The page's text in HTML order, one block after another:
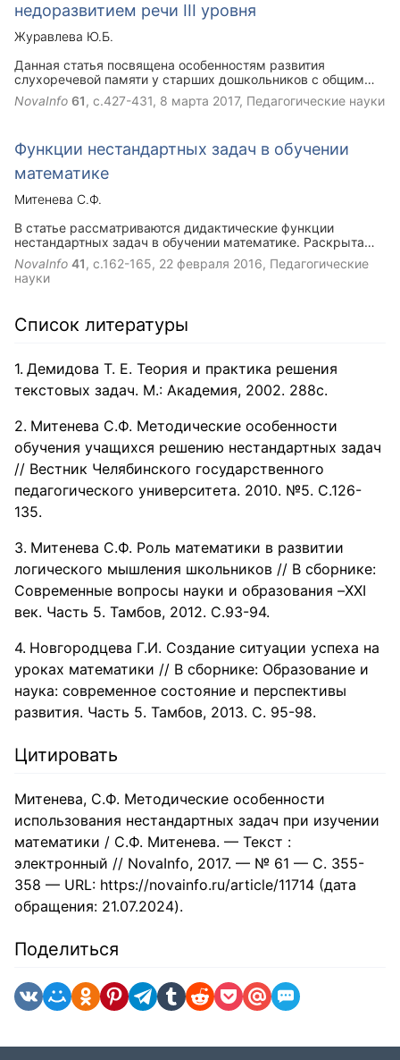
недоразвитием речи III уровня
Журавлева Ю.Б.
Данная статья посвящена особенностям развития
слухоречевой памяти у старших дошкольников с общим
недоразвитием речи III уровня. При общем недоразвитии
речи у детей наиболее часто отмечаются нарушения
дальнейшего ее хранения и воспроизведения. Целью
особенности развития слухоречевой памяти у старших
дошкольников с общим недоразвитием речи III уровня.
Проведя исследование можно сделать вывод о том, что
для обследуемых дошкольников необходима
коррекционная работа по развитию слухоречевой памяти,
в которую можно включать игры и упражнения,
направленные на развитие фонематических процессов,
упражнения на формирование как логической, так и
NovaInfo 61 , с.427-431, 8 марта 2017, Педагогические науки
Функции нестандартных задач в обучении
математике
Митенева С.Ф.
В статье рассматриваются дидактические функции
нестандартных задач в обучении математике. Раскрыта
роль обучающих, развивающих, воспитывающих и
контролирующих функций, направленных на
формирование продуктивного подхода к решению задач,
способностей учащихся.
NovaInfo 41 , с.162-165, 22 февраля 2016, Педагогические
науки
Список литературы
Демидова Т. Е. Теория и практика решения
текстовых задач. М.: Академия, 2002. 288с.
Митенева С.Ф. Методические особенности
обучения учащихся решению нестандартных задач
// Вестник Челябинского государственного
педагогического университета. 2010. №5. С.126-
135.
Митенева С.Ф. Роль математики в развитии
логического мышления школьников // В сборнике:
Современные вопросы науки и образования –XXI
век. Часть 5. Тамбов, 2012. C.93-94.
Новгородцева Г.И. Создание ситуации успеха на
уроках математики // В сборнике: Образование и
наука: современное состояние и перспективы
развития. Часть 5. Тамбов, 2013. С. 95-98.
Цитировать
Митенева, С.Ф. Методические особенности
использования нестандартных задач при изучении
математики / С.Ф. Митенева. — Текст :
электронный // NovaInfo, 2017. — № 61 — С. 355-
358 — URL: https://novainfo.ru/article/11714 (дата
обращения: 21.07.2024).
Поделиться